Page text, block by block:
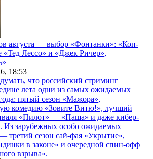
августа — выбор «Фонтанки»: «Коп-
«Тед Лессо» и «Джек Ричер»,
18:53
что российский стриминг
лета одни из самых ожидаемых
пятый сезон «Мажора»,
комедию «Зовите Витю!», лучший
«Пилот» — «Паша» и даже кибер-
Из зарубежных особо ожидаемых
третий сезон сай-фая «Укрытие»,
в законе» и очередной спин-офф
взрыва».